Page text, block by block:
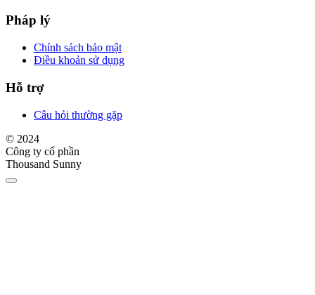
Pháp lý
Chính sách bảo mật
Điều khoản sử dụng
Hỗ trợ
Câu hỏi thường gặp
© 2024
Công ty cổ phần
Thousand Sunny